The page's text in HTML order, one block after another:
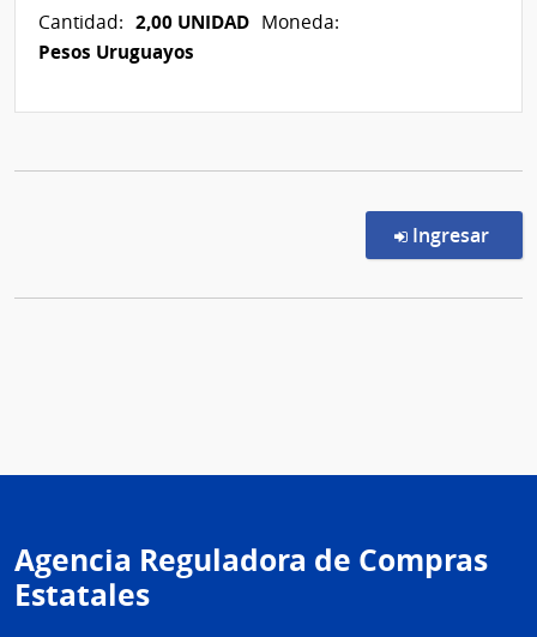
Cantidad: 2,00 UNIDAD Moneda:
Pesos Uruguayos
Ingresar
Agencia Reguladora de Compras
Estatales